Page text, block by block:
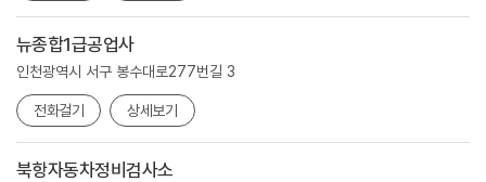
뉴종합1급공업사
인천광역시 서구 봉수대로277번길 3
전화걸기 상세보기
북항자동차정비검사소